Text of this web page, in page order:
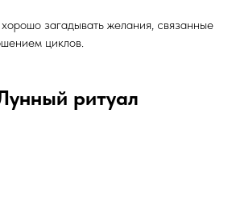
загадывать желания, связанные
циклов.
ритуал